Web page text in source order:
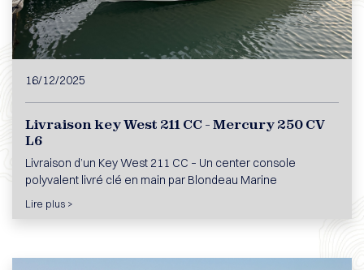
16/12/2025
Livraison key West 211 CC - Mercury 250 CV
L6
Livraison d’un Key West 211 CC – Un center console
polyvalent livré clé en main par Blondeau Marine
Lire plus >